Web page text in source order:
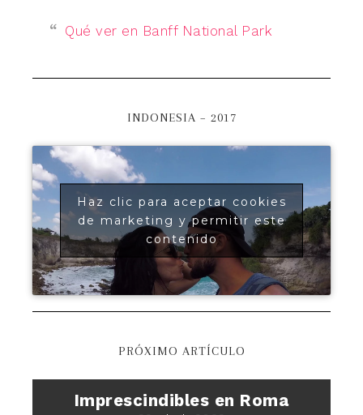
Qué ver en Banff National Park
INDONESIA – 2017
Haz clic para aceptar cookies
de marketing y permitir este
contenido
PRÓXIMO ARTÍCULO
Imprescindibles en Roma